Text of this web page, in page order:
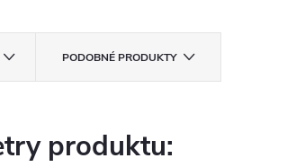
PODOBNÉ PRODUKTY
produktu: